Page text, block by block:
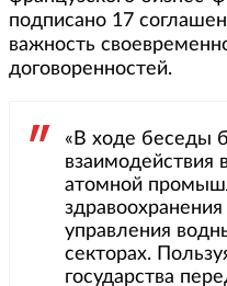
подписано 17
важность
договоренностей.
«В ходе беседы
взаимодействия
атомной
управления
секторах.
государства